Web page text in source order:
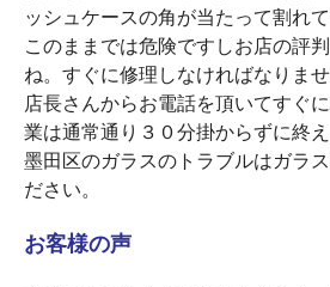
ッシュケースの角が当たって割れ
このままでは危険ですしお店の評
ね。すぐに修理しなければなりませ
店長さんからお電話を頂いてすぐ
業は通常通り３０分掛からずに終え
墨田区のガラスのトラブルはガラ
ださい。
お客様の声